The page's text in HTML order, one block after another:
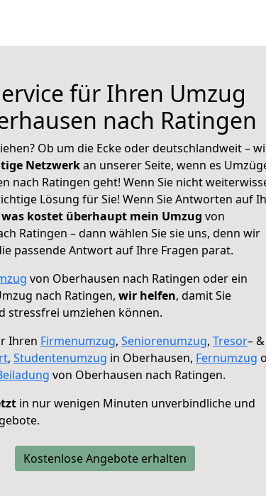
für Ihren Umzug
nach Ratingen
Ob um die Ecke oder deutschlandweit –
Netzwerkan unserer Seite, wenn es
nach Ratingen geht! Wenn Sie nicht
Lösung für Sie! Wenn Sie Antworten auf
was kostet überhaupt mein Umzug von
Ratingen – dann wählen Sie sie uns, denn wir
passende Antwort auf Ihre Fragen parat.
von Oberhausen nach Ratingen oder ein
nach Ratingen, wir helfen, damit Sie
stressfrei umziehen können.
Ihren Firmenumzug, Seniorenumzug, Tresor– &
, Studentenumzug in Oberhausen, Fernumzug
von Oberhausen nach Ratingen.
in nur wenigen Minuten unverbindliche und
Kostenlose Angebote erhalten